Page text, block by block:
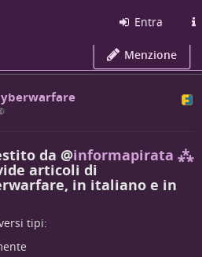
Entra
Menzione
da @informapirata ⁂
articoli di
in italiano e in
tipi: